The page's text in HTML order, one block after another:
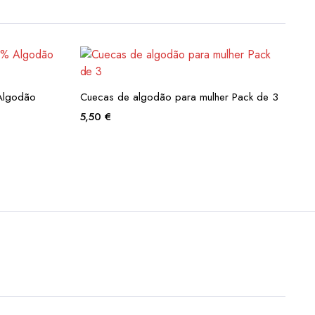
Cuecas de algodão para mulher Pack de 3
5,50€